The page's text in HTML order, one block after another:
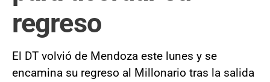
regreso
El DT volvió de Mendoza este lunes y se
encamina su regreso al Millonario tras la salida